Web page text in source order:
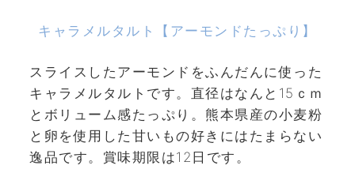
キャラメルタルト【アーモンドたっぷり】
スライスしたアーモンドをふんだんに使った
キャラメルタルトです。直径はなんと15ｃｍ
とボリューム感たっぷり。熊本県産の小麦粉
と卵を使用した甘いもの好きにはたまらない
逸品です。賞味期限は12日です。